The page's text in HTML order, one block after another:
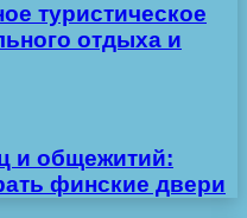
туристическое
отдыха и
и общежитий:
финские двери